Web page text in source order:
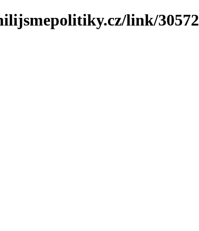
link/30572